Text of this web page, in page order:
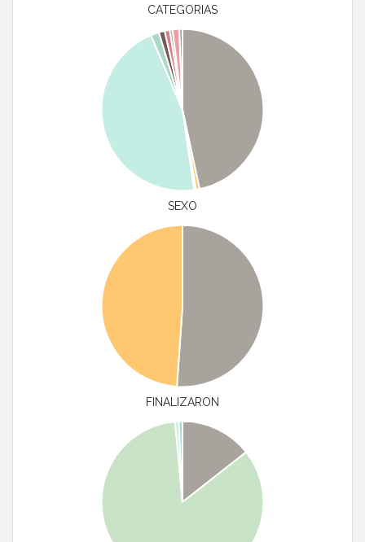
CATEGORIAS
SEXO
FINALIZARON